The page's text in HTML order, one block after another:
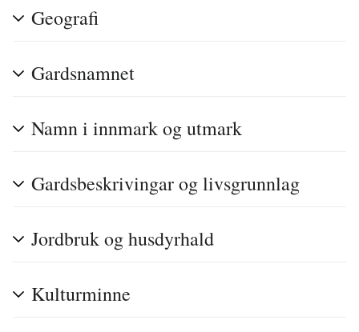
Geografi
Gardsnamnet
Namn i innmark og utmark
Gardsbeskrivingar og livsgrunnlag
Jordbruk og husdyrhald
Kulturminne